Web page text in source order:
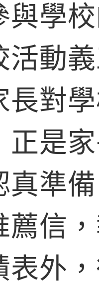
與學
活動
長對
正是
真準
薦信
表外